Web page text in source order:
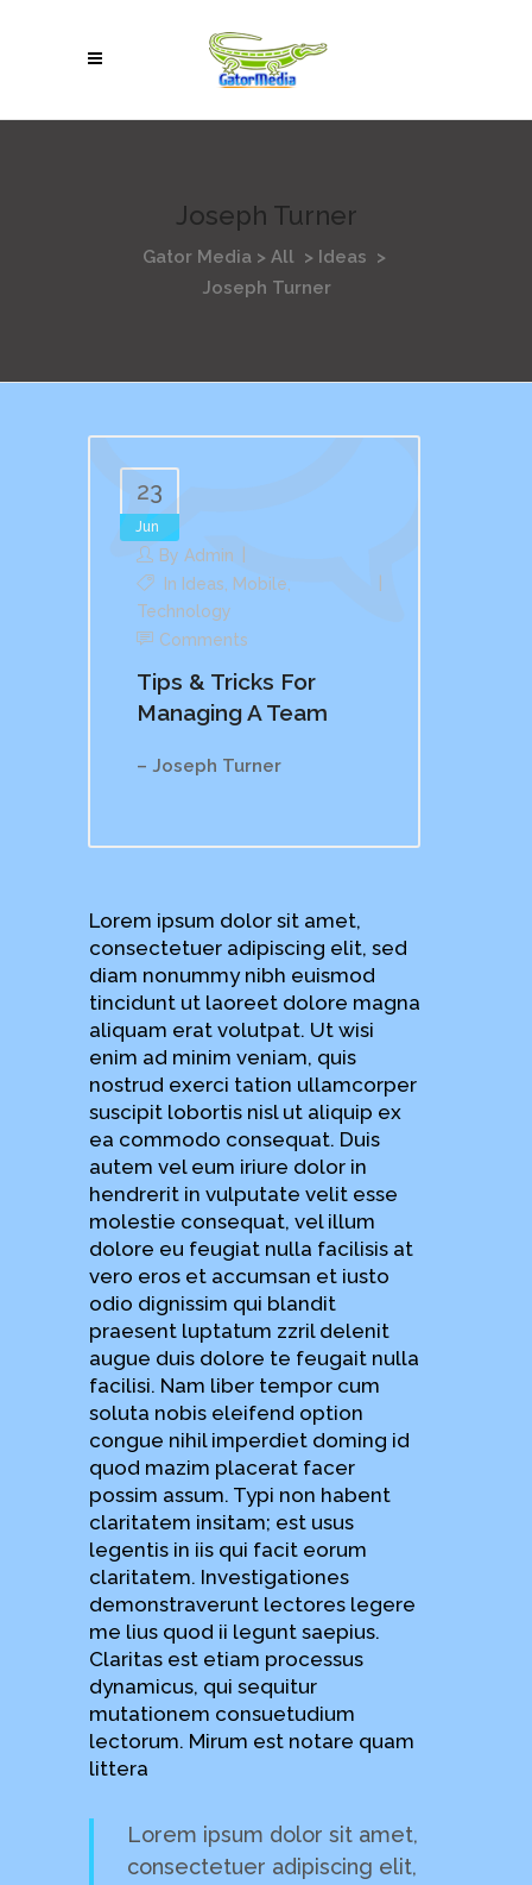
Joseph Turner
Gator Media> All > Ideas >
Joseph Turner
23
Jun
By Admin
In Ideas Mobile
Technology
Comments
Tips & Tricks For
Managing A Team
– Joseph Turner
Lorem ipsum dolor sit amet,
consectetuer adipiscing elit, sed
diam nonummy nibh euismod
tincidunt ut laoreet dolore magna
aliquam erat volutpat. Ut wisi
enim ad minim veniam, quis
nostrud exerci tation ullamcorper
suscipit lobortis nisl ut aliquip ex
ea commodo consequat. Duis
autem vel eum iriure dolor in
hendrerit in vulputate velit esse
molestie consequat, vel illum
dolore eu feugiat nulla facilisis at
vero eros et accumsan et iusto
odio dignissim qui blandit
praesent luptatum zzril delenit
augue duis dolore te feugait nulla
facilisi. Nam liber tempor cum
soluta nobis eleifend option
congue nihil imperdiet doming id
quod mazim placerat facer
possim assum. Typi non habent
claritatem insitam; est usus
legentis in iis qui facit eorum
claritatem. Investigationes
demonstraverunt lectores legere
me lius quod ii legunt saepius.
Claritas est etiam processus
dynamicus, qui sequitur
mutationem consuetudium
lectorum. Mirum est notare quam
littera
Lorem ipsum dolor sit amet,
consectetuer adipiscing elit,